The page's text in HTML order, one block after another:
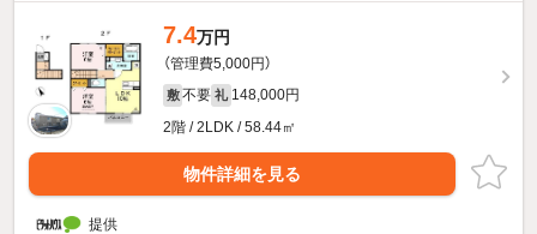
7.4万円
（管理費5,000円）
敷 不要 礼 148,000円
2階 / 2LDK / 58.44㎡
物件詳細を見る
提供